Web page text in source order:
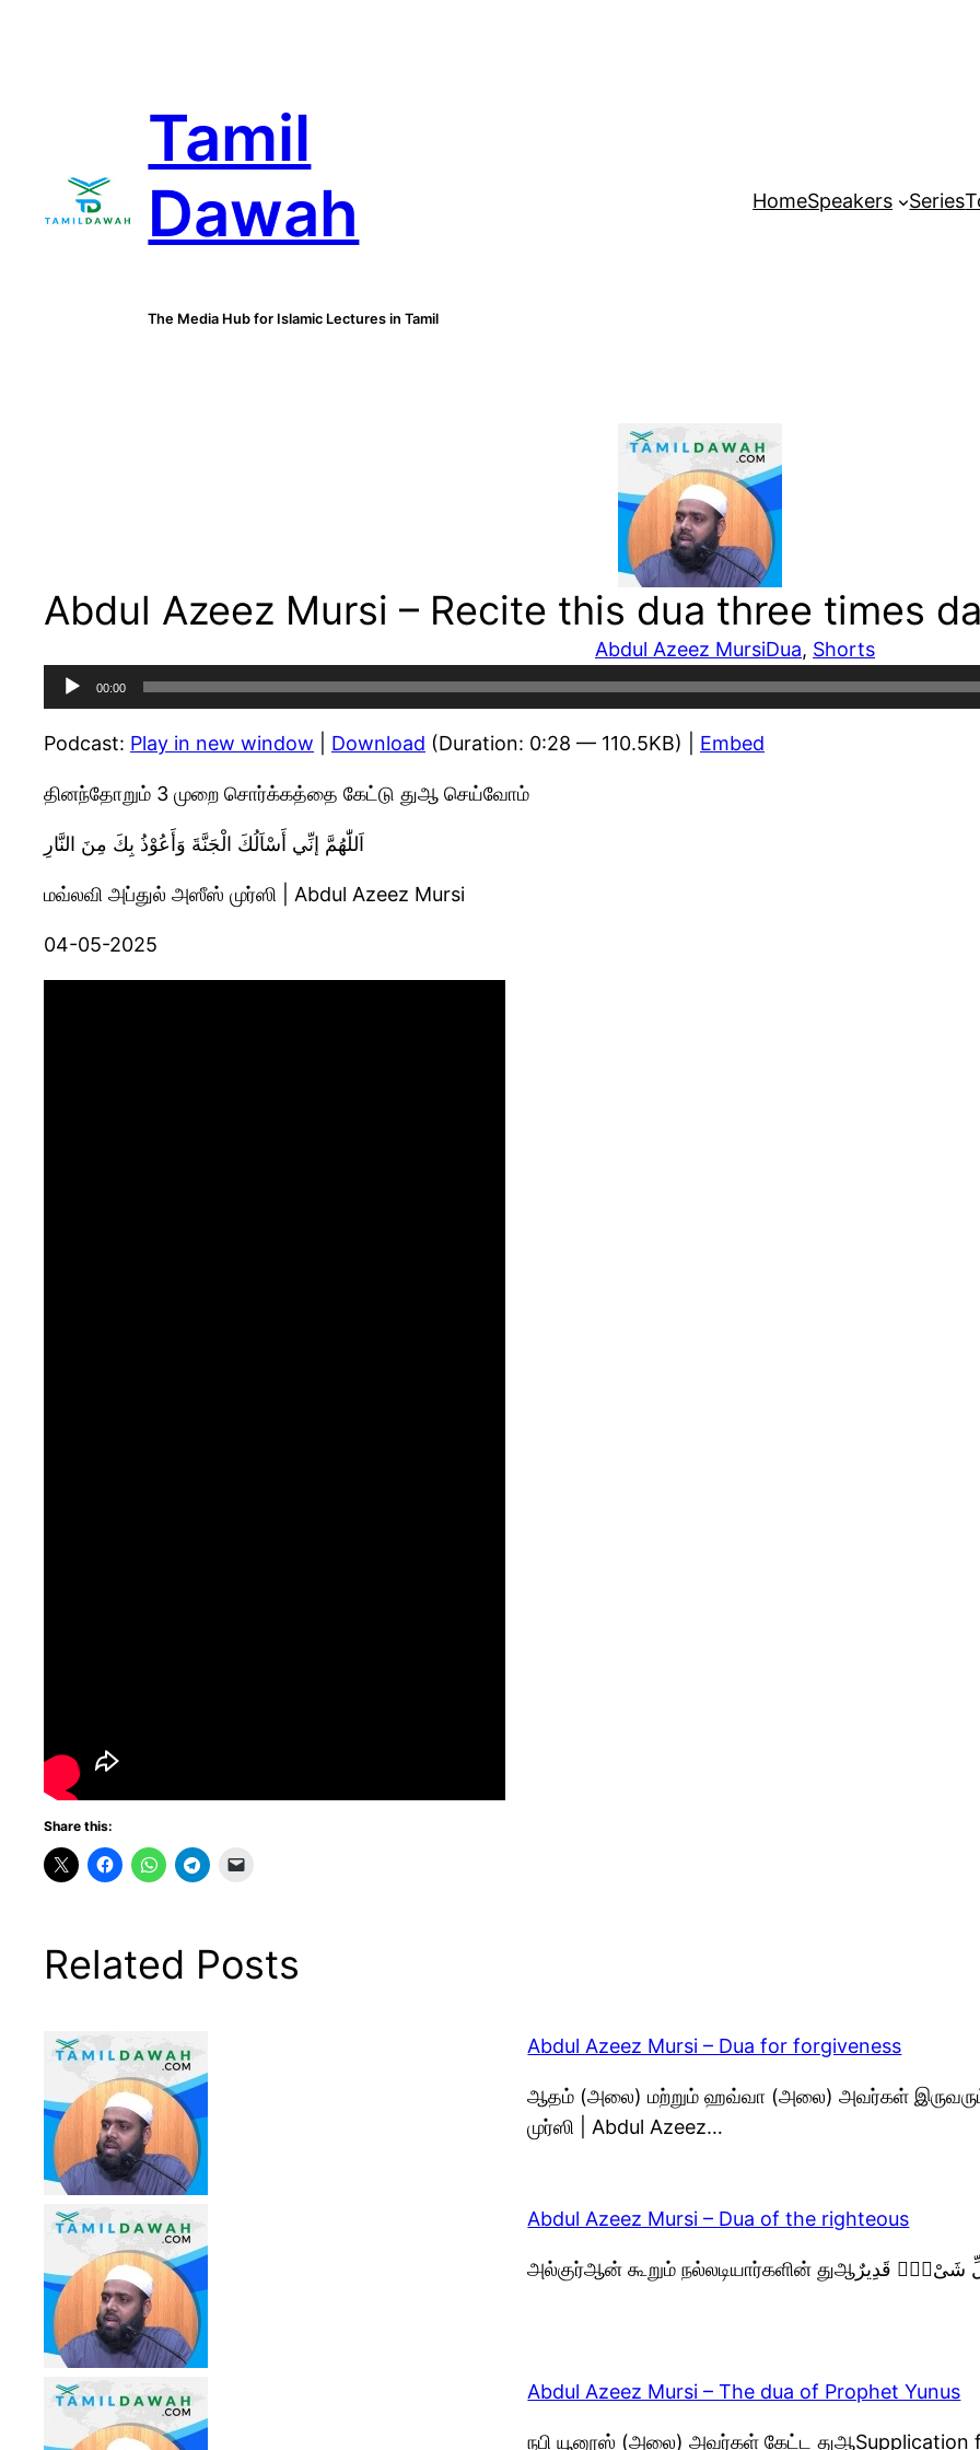
Tamil
Dawah
The Media Hub for Islamic Lectures in Tamil
HomeSpeakers Series
Abdul Azeez Mursi – Recite this dua three times
Abdul Azeez MursiDua, Shorts
Audio
Player
00:00
Podcast: Play in new window Download (Duration: 0:28 — 110.5KB) | Embed
தினந்தோறும் 3 முறை சொர்க்கத்தை கேட்டு துஆ செய்வோம்
اَللّٰهُمَّ إنِّي أَسْاَلُكَ الْجَنَّةَ وَأَعُوْذُ بِكَ مِنَ النَّارِ
மவ்லவி அப்துல் அஸீஸ் முர்ஸி | Abdul Azeez Mursi
04-05-2025
Share this:
Related Posts
Abdul Azeez Mursi – Dua for forgiveness
ஆதம் (அலை) மற்றும் ஹவ்வா (அலை) அவர்கள்
முர்ஸி | Abdul Azeez…
Abdul Azeez Mursi – Dua of the righteous
Abdul Azeez Mursi – The dua of Prophet Yunus
நபி யூனூஸ் (அலை) அவர்கள் கேட்ட